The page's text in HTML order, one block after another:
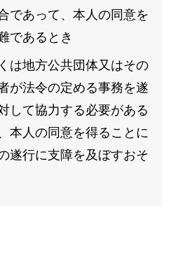
であって、本人の同意を
であるとき
は地方公共団体又はその
が法令の定める事務を遂
して協力する必要がある
本人の同意を得ることに
遂行に支障を及ぼすおそ